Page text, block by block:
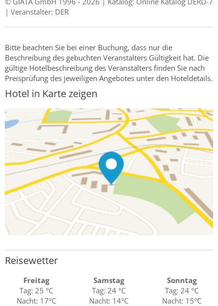
| Veranstalter: DER
Bitte beachten Sie bei einer Buchung, dass nur die
Beschreibung des gebuchten Veranstalters Gültigkeit hat. Die
gültige Hotelbeschreibung des Veranstalters finden Sie nach
Preisprüfung des jeweiligen Angebotes unter den Hoteldetails.
Hotel in Karte zeigen
Reisewetter
Freitag
Tag: 25 °C
Nacht: 17°C
Samstag
Tag: 24 °C
Nacht: 14°C
Sonntag
Tag: 24 °C
Nacht: 15°C